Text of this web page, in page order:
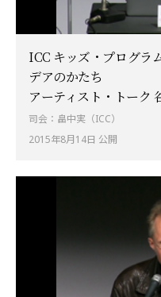
ICC キッズ・プログラ
デアのかたち
アーティスト・トーク
司会：畠中実（ICC）
2015年8月14日 公開